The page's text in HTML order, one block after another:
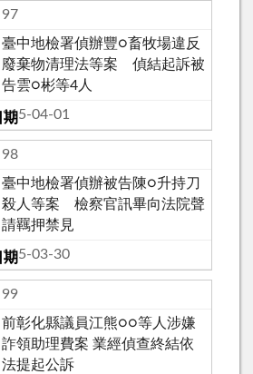
97
臺中地檢署偵辦豐○畜牧場違反
廢棄物清理法等案 偵結起訴被
告雲○彬等4人
115-04-01
98
臺中地檢署偵辦被告陳○升持刀
殺人等案 檢察官訊畢向法院聲
請羈押禁見
115-03-30
99
前彰化縣議員江熊○○等人涉嫌
詐領助理費案 業經偵查終結依
法提起公訴